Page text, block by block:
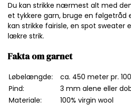
Du kan strikke nærmest alt med
et tykkere garn, bruge en følgetråd
kan strikke fairisle, en spot sweater
lækre strik.
Fakta om garnet
Løbelængde:
ca. 450 meter pr.
Pind:
3 mm alene eller
Materiale:
100% virgin wool